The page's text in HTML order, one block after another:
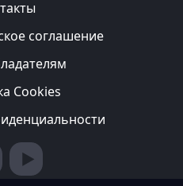
соглашение
Cookies